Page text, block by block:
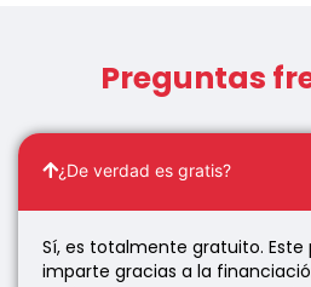
Preguntas
¿De verdad es gratis?
Sí, es totalmente gratuito.
imparte gracias a la